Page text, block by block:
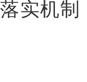
落实机制